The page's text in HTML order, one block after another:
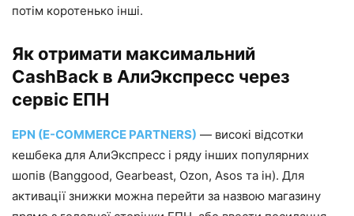
потім коротенько інші.
Як отримати максимальний
CashBack в АлиЭкспресс через
сервіс ЕПН
EPN (E-COMMERCE PARTNERS) — високі відсотки
кешбека для АлиЭкспресс і ряду інших популярних
шопів (Banggood, Gearbeast, Ozon, Asos та ін). Для
активації знижки можна перейти за назвою магазину